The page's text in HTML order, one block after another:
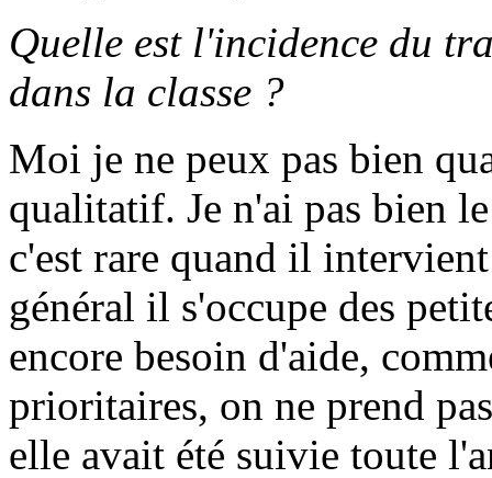
Quelle est l'incidence du
dans la classe ?
Moi je ne peux pas bien
qualitatif. Je n'ai pas bien
c'est rare quand il
général il s'occupe des
encore besoin d'aide,
prioritaires, on ne prend
elle avait été suivie toute